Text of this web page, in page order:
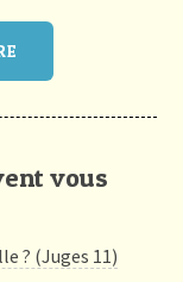
vous
? (Juges 11)